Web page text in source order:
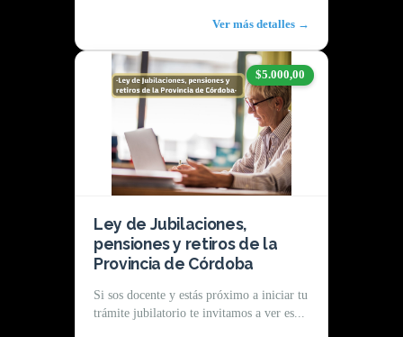
Ver más detalles →
$5.000,00
Ley de Jubilaciones,
pensiones y retiros de la
Provincia de Córdoba
Si sos docente y estás próximo a iniciar tu
trámite jubilatorio te invitamos a ver es...